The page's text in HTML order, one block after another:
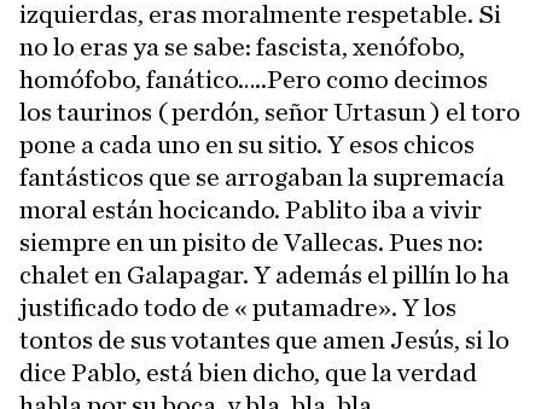
izquierdas, eras moralmente respetable. Si
no lo eras ya se sabe: fascista, xenófobo,
homófobo, fanático…..Pero como decimos
los taurinos ( perdón, señor Urtasun ) el toro
pone a cada uno en su sitio. Y esos chicos
fantásticos que se arrogaban la supremacía
moral están hocicando. Pablito iba a vivir
siempre en un pisito de Vallecas. Pues no:
chalet en Galapagar. Y además el pillín lo ha
justificado todo de « putamadre». Y los
tontos de sus votantes que amen Jesús, si lo
dice Pablo, está bien dicho, que la verdad